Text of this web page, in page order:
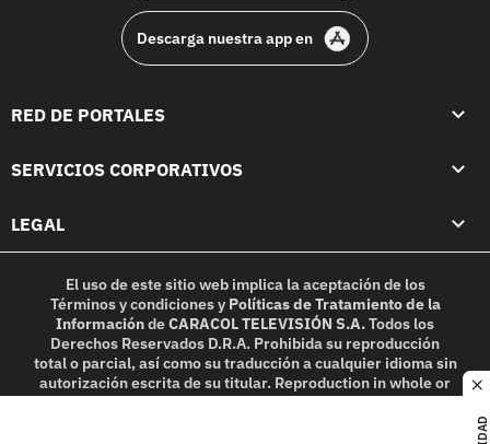
Descarga nuestra app en
RED DE PORTALES
SERVICIOS CORPORATIVOS
LEGAL
El uso de este sitio web implica la aceptación de los
Términos y condicionesy Políticas de Tratamiento de la
InformacióndeCARACOL TELEVISIÓN S.A.Todos los
Derechos Reservados D.R.A. Prohibida su reproducción
total o parcial, así como su traducción a cualquier idioma sin
autorización escrita de su titular. Reproduction in whole or
in part, or translation without written permission is